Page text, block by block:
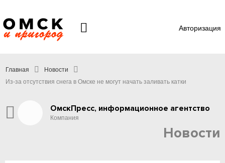
Авторизация
Главная
Новости
Из-за отсутствия снега в Омске не могут начать заливать катки
ОмскПресс, информационное агентство
Компания
Новости